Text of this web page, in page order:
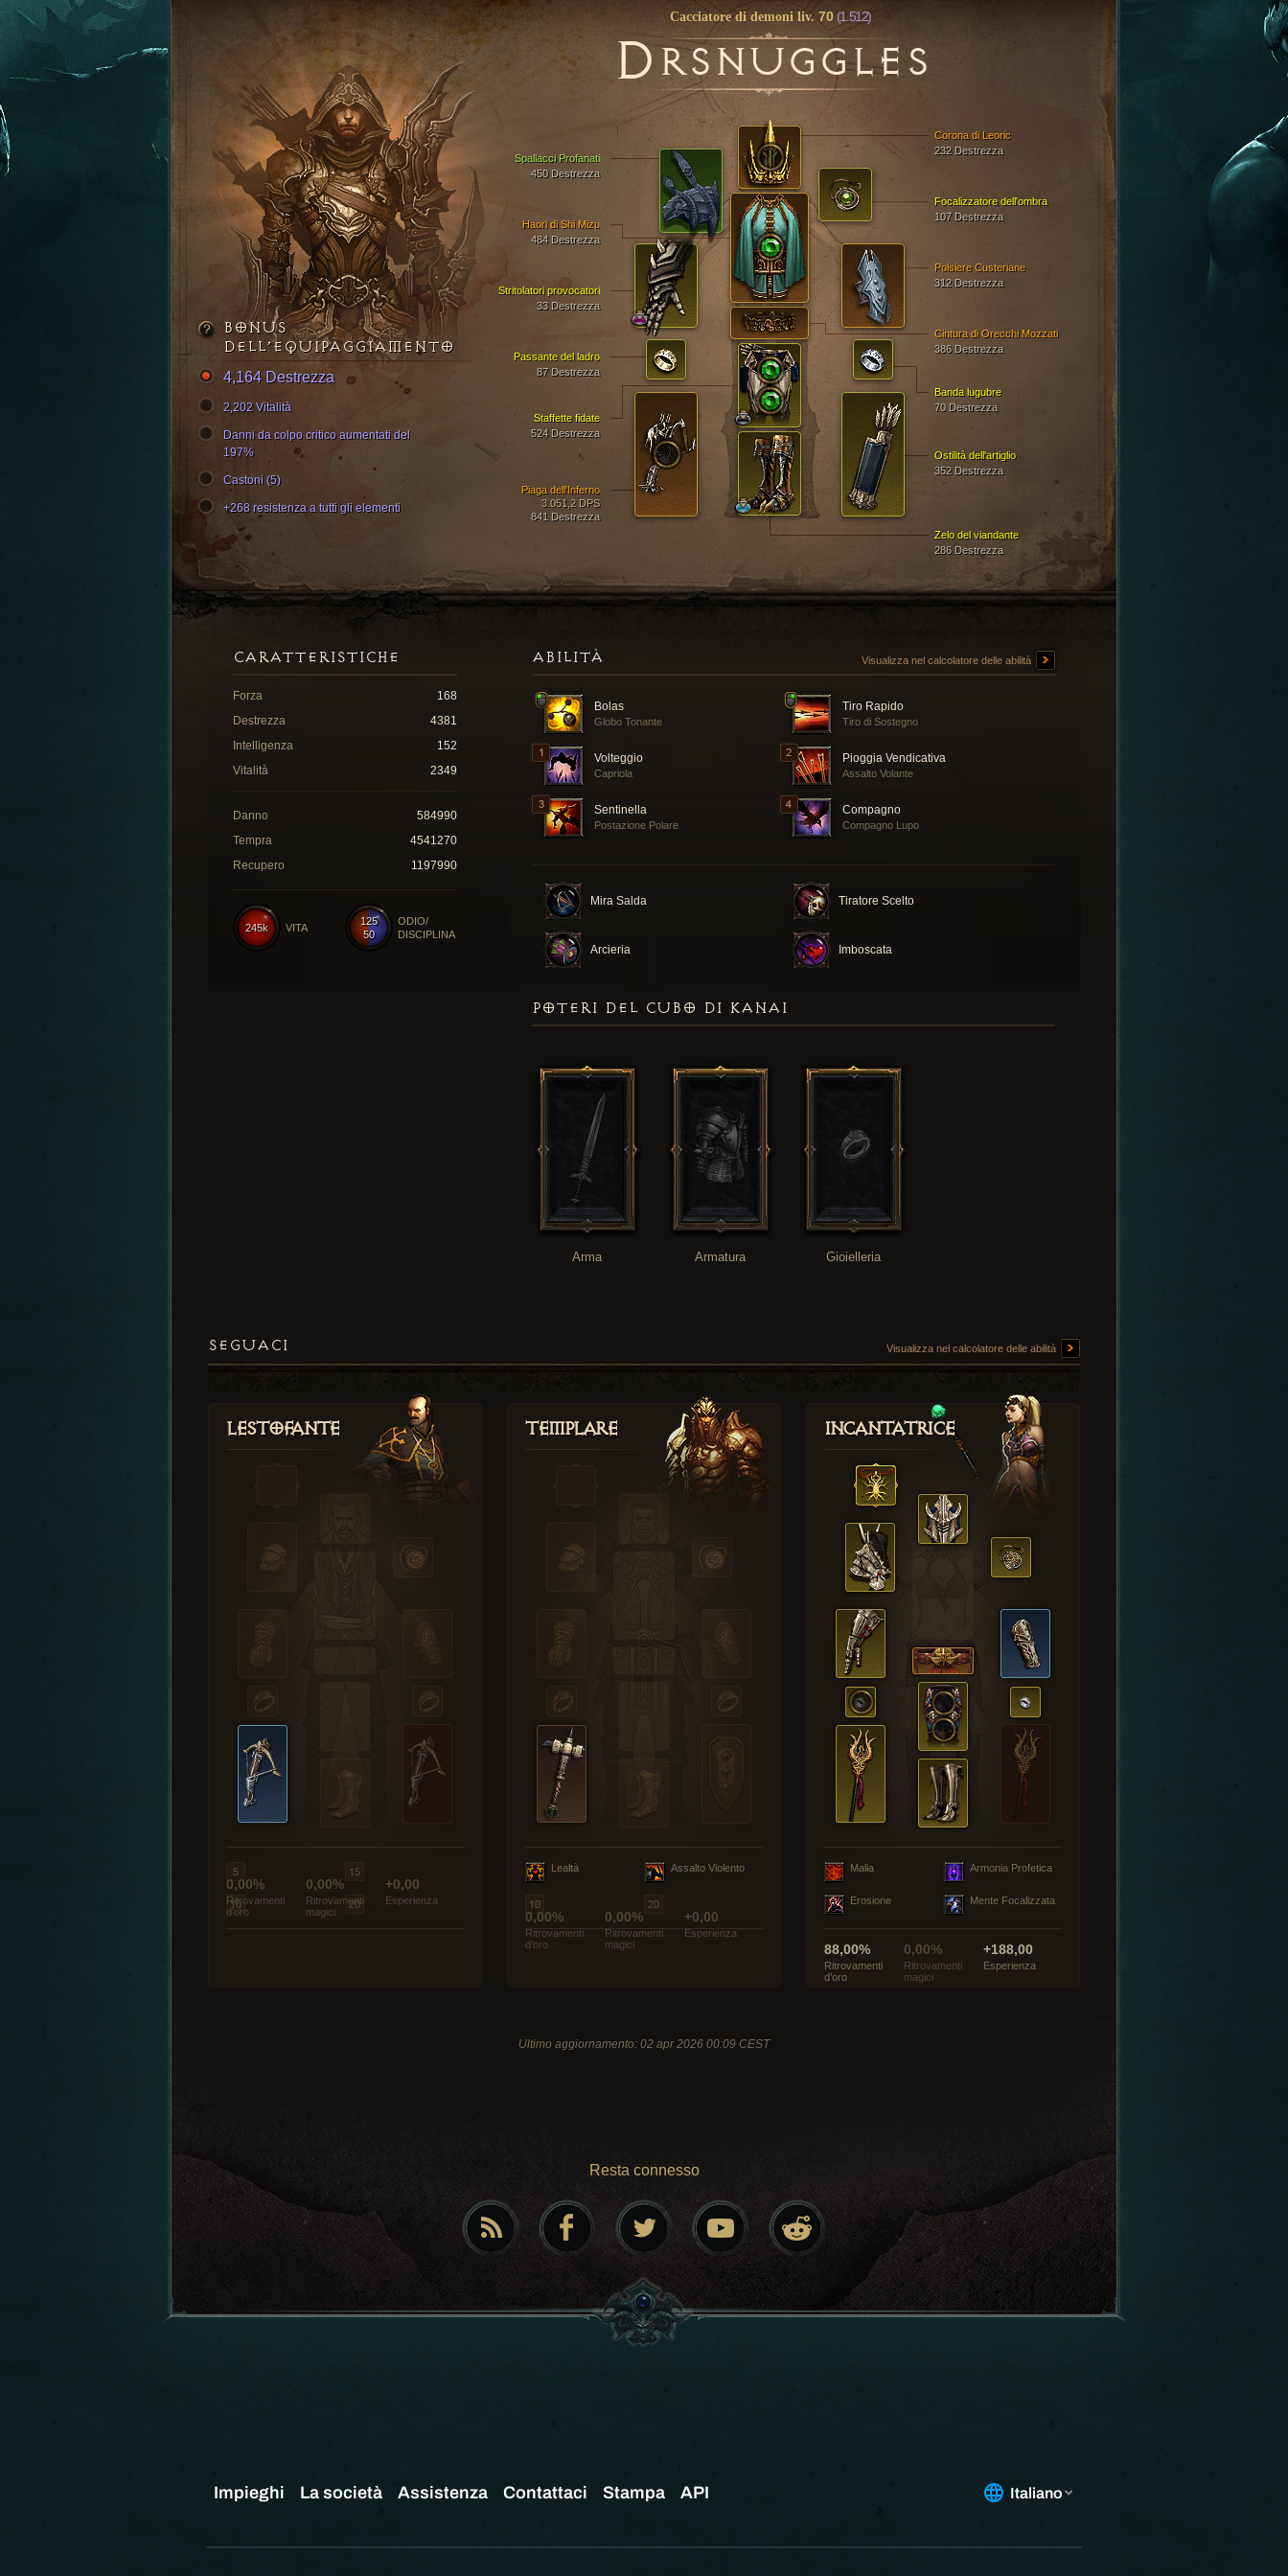
Cacciatore di demoni liv. 70(1.512)
DRSNUGGLES
Corona di Leoric
232 Destrezza
Haori di Shi Mizu
484 Destrezza
Zelo del viandante
286 Destrezza
Stritolatori provocatori
33 Destrezza
Spallacci Profanati
450 Destrezza
Staffette fidate
524 Destrezza
Polsiere Custeriane
312 Destrezza
Piaga dell'Inferno
3.051,2 DPS
841 Destrezza
Ostilità dell'artiglio
352 Destrezza
Cintura di Orecchi Mozzati
386 Destrezza
Banda lugubre
70 Destrezza
Passante del ladro
87 Destrezza
Focalizzatore dell'ombra
107 Destrezza
BONUS
DELL’EQUIPAGGIAMENTO
4,164 Destrezza
2,202 Vitalità
Danni da colpo critico aumentati del
197%
Castoni (5)
+268 resistenza a tutti gli elementi
ABILITÀ Visualizza nel calcolatore delle abilità
Bolas
Globo Tonante
Tiro Rapido
Tiro di Sostegno
Volteggio
Capriola
Pioggia Vendicativa
Assalto Volante
Sentinella
Postazione Polare
Compagno
Compagno Lupo
Mira Salda Tiratore Scelto
Arcieria Imboscata
CARATTERISTICHE
Forza
168
Destrezza
4381
Intelligenza
152
Vitalità
2349
Danno
584990
Tempra
4541270
Recupero
1197990
125
50
ODIO/
DISCIPLINA
245k VITA
POTERI DEL CUBO DI KANAI
Arma Armatura Gioielleria
SEGUACI Visualizza nel calcolatore delle abilità
Lestofante
0,00%
Ritrovamenti
d’oro
0,00%
Ritrovamenti
magici
+0,00
Esperienza
Templare
Lealtà Assalto Violento
0,00%
Ritrovamenti
d’oro
0,00%
Ritrovamenti
magici
+0,00
Esperienza
Incantatrice
Malia Armonia Profetica
Erosione Mente Focalizzata
88,00%
Ritrovamenti
d’oro
0,00%
Ritrovamenti
magici
+188,00
Esperienza
Ultimo aggiornamento: 02 apr 2026 00:09 CEST
Resta connesso